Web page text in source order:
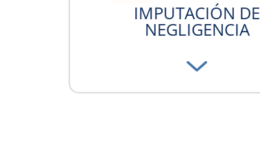
CONSENTIMIENTO
INFORMADO